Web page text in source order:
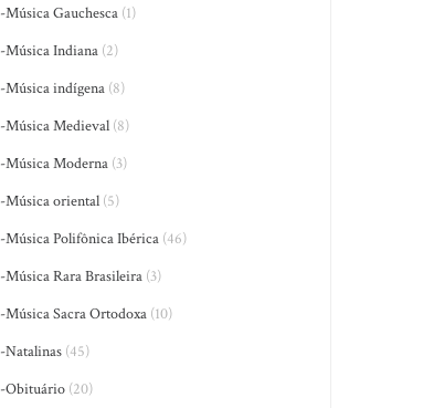
-Música Gauchesca (1)
-Música Indiana (2)
-Música indígena (8)
-Música Medieval (8)
-Música Moderna (3)
-Música oriental (5)
-Música Polifônica Ibérica (46)
-Música Rara Brasileira (3)
-Música Sacra Ortodoxa (10)
-Natalinas (45)
-Obituário (20)